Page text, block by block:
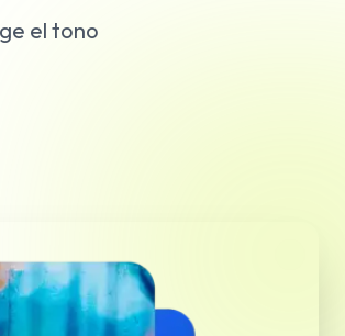
el tono